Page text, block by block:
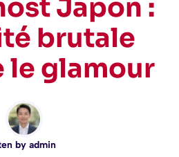
Japon :
brutale
le glamour
by admin